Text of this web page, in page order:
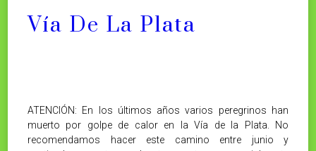
Vía De La Plata
ATENCIÓN: En los últimos años varios peregrinos han
muerto por golpe de calor en la Vía de la Plata. No
recomendamos hacer este camino entre junio y